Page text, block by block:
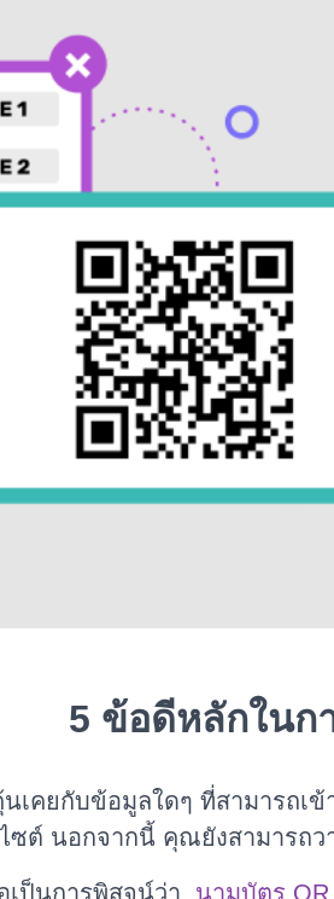
5 ข้อดีหลักในก
เคยกับข้อมูลใดๆ ที่สามารถเข้
ไซต์ นอกจากนี้ คุณยังสามารถ
เป็นการพิสูจน์ว่า นามบัตร QR